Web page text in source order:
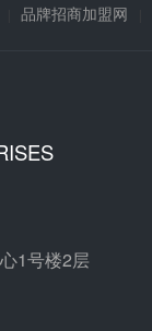
品牌招商加盟网
1号楼2层